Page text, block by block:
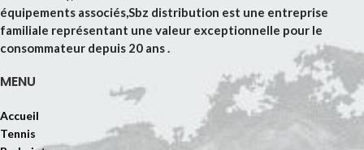
équipements associés,Sbz distribution est une entreprise
familiale représentant une valeur exceptionnelle pour le
consommateur depuis 20 ans .
MENU
Accueil
Tennis